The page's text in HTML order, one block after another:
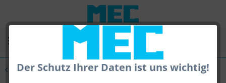
Der Schutz Ihrer Daten ist uns wichtig!
Übersicht Glassysteme